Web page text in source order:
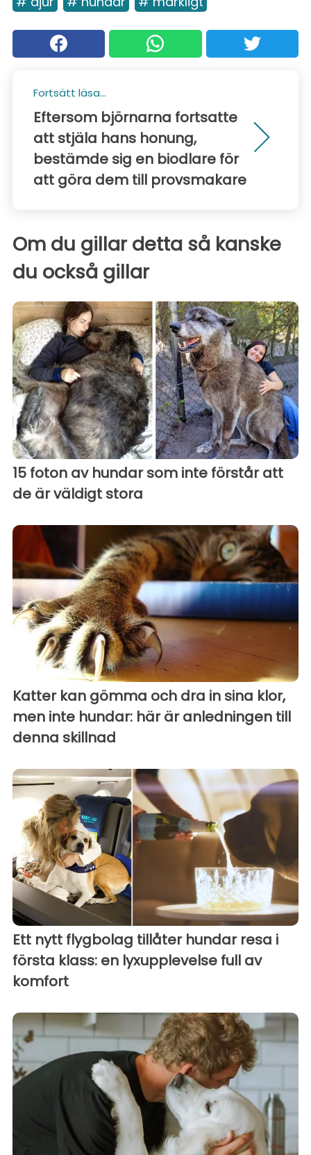
Fortsätt läsa...
Eftersom björnarna fortsatte
att stjäla hans honung,
bestämde sig en biodlare för
att göra dem till provsmakare
Om du gillar detta så kanske
du också gillar
15 foton av hundar som inte förstår att
de är väldigt stora
Katter kan gömma och dra in sina klor,
men inte hundar: här är anledningen till
denna skillnad
Ett nytt flygbolag tillåter hundar resa i
första klass: en lyxupplevelse full av
komfort